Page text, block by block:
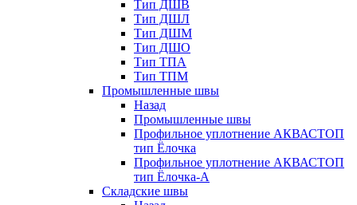
Тип ДШВ
Тип ДШЛ
Тип ДШМ
Тип ДШО
Тип ТПА
Тип ТПМ
Промышленные швы
Назад
Промышленные швы
Профильное уплотнение АКВАСТОП
тип Ёлочка
Профильное уплотнение АКВАСТОП
тип Ёлочка-А
Складские швы